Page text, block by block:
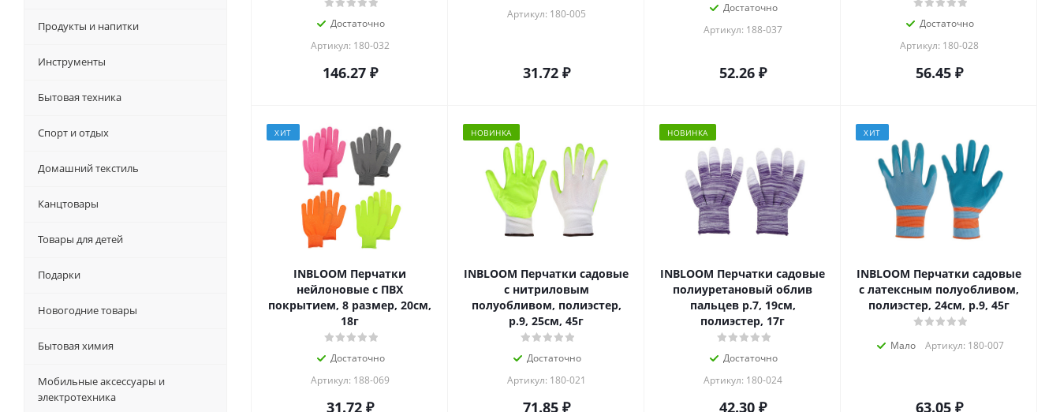
Достаточно
Артикул: 180-032
146.27₽
Артикул: 180-005
31.72₽
Достаточно
Артикул: 188-037
52.26₽
Достаточно
Артикул: 180-028
56.45₽
ХИТ
INBLOOM Перчатки
нейлоновые с ПВХ
покрытием, 8 размер, 20см,
18г
Достаточно
Артикул: 188-069
31.72₽
НОВИНКА
INBLOOM Перчатки садовые
с нитриловым
полуобливом, полиэстер,
р.9, 25см, 45г
Достаточно
Артикул: 180-021
71.85₽
НОВИНКА
INBLOOM Перчатки садовые
полиуретановый облив
пальцев р.7, 19см,
полиэстер, 17г
Достаточно
Артикул: 180-024
42.30₽
ХИТ
INBLOOM Перчатки садовые
с латексным полуобливом,
полиэстер, 24см, р.9, 45г
Мало Артикул: 180-007
63.05₽
Продукты и напитки
Инструменты
Бытовая техника
Спорт и отдых
Домашний текстиль
Канцтовары
Товары для детей
Подарки
Новогодние товары
Бытовая химия
Мобильные аксессуары и
электротехника